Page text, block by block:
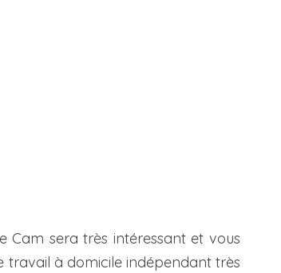
Cam sera très intéressant et vous
travail à domicile indépendant très